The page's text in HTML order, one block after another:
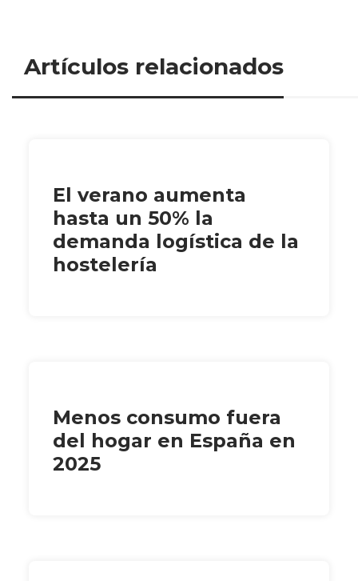
Artículos relacionados
El verano aumenta
hasta un 50% la
demanda logística de la
hostelería
Menos consumo fuera
del hogar en España en
2025